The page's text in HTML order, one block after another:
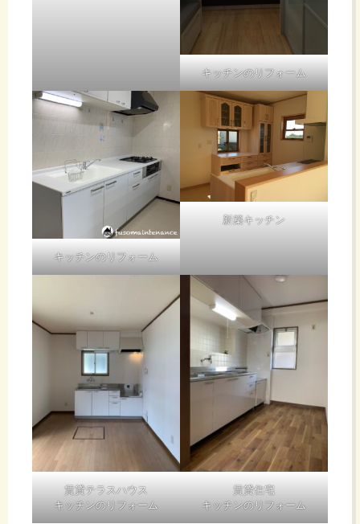
キッチンのリフォーム
キッチンのリフォーム
新築キッチン
賃貸テラスハウス
キッチンのリフォーム
賃貸住宅
キッチンのリフォーム